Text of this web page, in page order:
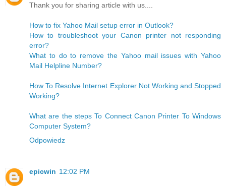
Thank you for sharing article with us....
How to fix Yahoo Mail setup error in Outlook?
How to troubleshoot your Canon printer not responding
error?
What to do to remove the Yahoo mail issues with Yahoo
Mail Helpline Number?
How To Resolve Internet Explorer Not Working and Stopped
Working?
What are the steps To Connect Canon Printer To Windows
Computer System?
Odpowiedz
epicwin 12:02 PM